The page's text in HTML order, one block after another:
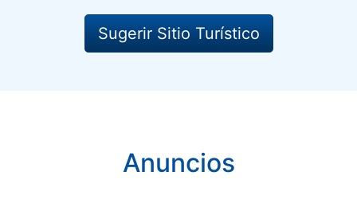
Sugerir Sitio Turístico
Anuncios